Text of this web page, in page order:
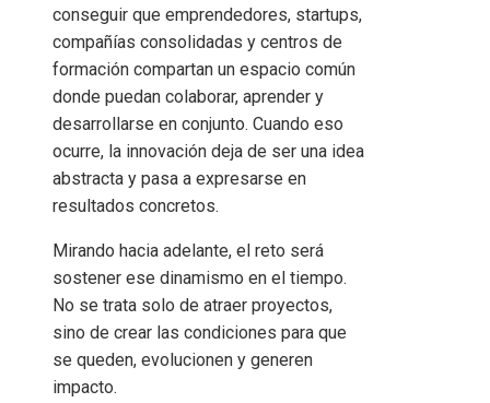
conseguir que emprendedores, startups,
compañías consolidadas y centros de
formación compartan un espacio común
donde puedan colaborar, aprender y
desarrollarse en conjunto. Cuando eso
ocurre, la innovación deja de ser una idea
abstracta y pasa a expresarse en
resultados concretos.
Mirando hacia adelante, el reto será
sostener ese dinamismo en el tiempo.
No se trata solo de atraer proyectos,
sino de crear las condiciones para que
se queden, evolucionen y generen
impacto.